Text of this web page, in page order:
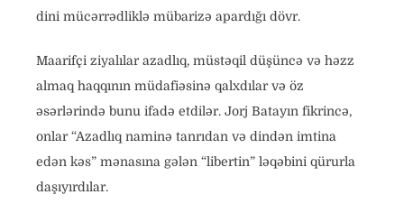
dini mücərrədliklə mübarizə apardığı dövr.
Maarifçi ziyalılar azadlıq, müstəqil düşüncə və həzz
almaq haqqının müdafiəsinə qalxdılar və öz
əsərlərində bunu ifadə etdilər. Jorj Batayın fikrincə,
onlar “Azadlıq naminə tanrıdan və dindən imtina
edən kəs” mənasına gələn “libertin” ləqəbini qürurla
daşıyırdılar.